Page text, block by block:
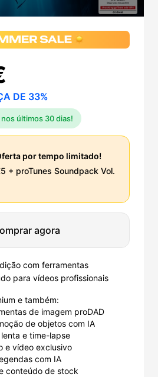
DE 33%
últimos 30 dias!
por tempo limitado!
+ proTunes Soundpack Vol.
agora
com ferramentas
para vídeos profissionais
e também:
de imagem proDAD
de objetos com IA
e time-lapse
e vídeo exclusivo
com IA
conteúdo de stock